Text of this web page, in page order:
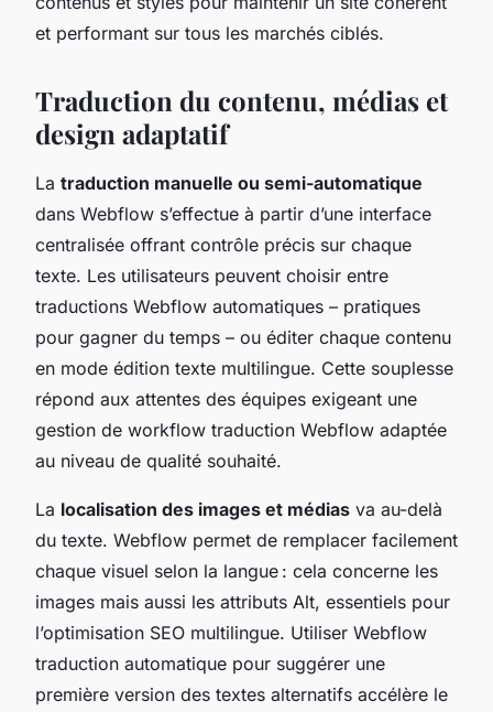
et performant sur tous les marchés ciblés.
Traduction du contenu, médias et
design adaptatif
La traduction manuelle ou semi-automatique
dans Webflow s’effectue à partir d’une interface
centralisée offrant contrôle précis sur chaque
texte. Les utilisateurs peuvent choisir entre
traductions Webflow automatiques – pratiques
pour gagner du temps – ou éditer chaque contenu
en mode édition texte multilingue. Cette souplesse
répond aux attentes des équipes exigeant une
gestion de workflow traduction Webflow adaptée
au niveau de qualité souhaité.
La localisation des images et médias va au-delà
du texte. Webflow permet de remplacer facilement
chaque visuel selon la langue : cela concerne les
images mais aussi les attributs Alt, essentiels pour
l’optimisation SEO multilingue. Utiliser Webflow
traduction automatique pour suggérer une
première version des textes alternatifs accélère le